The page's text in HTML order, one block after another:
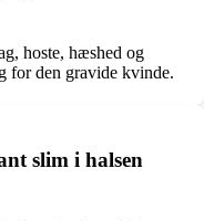
hoste, hæshed og
for den gravide kvinde.
slim i halsen